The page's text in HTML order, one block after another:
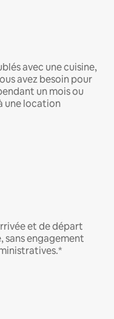
avec une cuisine,
avez besoin pour
un mois ou
une location
et de départ
sans engagement